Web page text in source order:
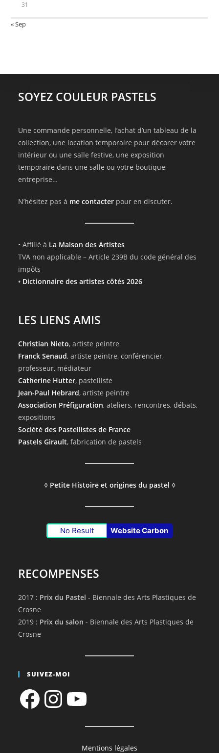
31
« Sep
SOYEZ COULEUR PASTELS
Une commande personnelle, l’achat d’un tableau de la
collection, une location temporaire pour décorer votre
intérieur ou une salle festive, une exposition
temporaire dans une salle ou votre boutique,
entreprise…
N’hésitez pas à me contacter pour en discuter.
• Affilié à La Maison des Artistes
TVA non applicable – Article 239B du code général des
impôts
• Dictionnaire des artistes côtés 2026
LES LIENS AMIS
Christian Nieto, artiste peintre
Franck Senaud, artiste peintre, conférencier,
professeur, médiateur
Catherine Hutter, pastelliste
Jean-Paul Hebrard, artiste peintre
Association Préfiguration, ateliers, rencontres, débats,
expositions
Société des Pastellistes de France
Pastels Girault, fabrication de pastels
◊ Petite Histoire et origines du pastel ◊
No Result Website Carbon
RECOMPENSES
2017 : Prix du Pastel - Biennale des Arts Plastiques de
Crosne
2019 : Prix du salon - Biennale des Arts Plastiques de
Crosne
SUIVEZ-MOI
FacebookInstagramYouTube
Mentions légales